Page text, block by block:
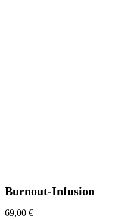
Burnout-Infusion
69,00 €